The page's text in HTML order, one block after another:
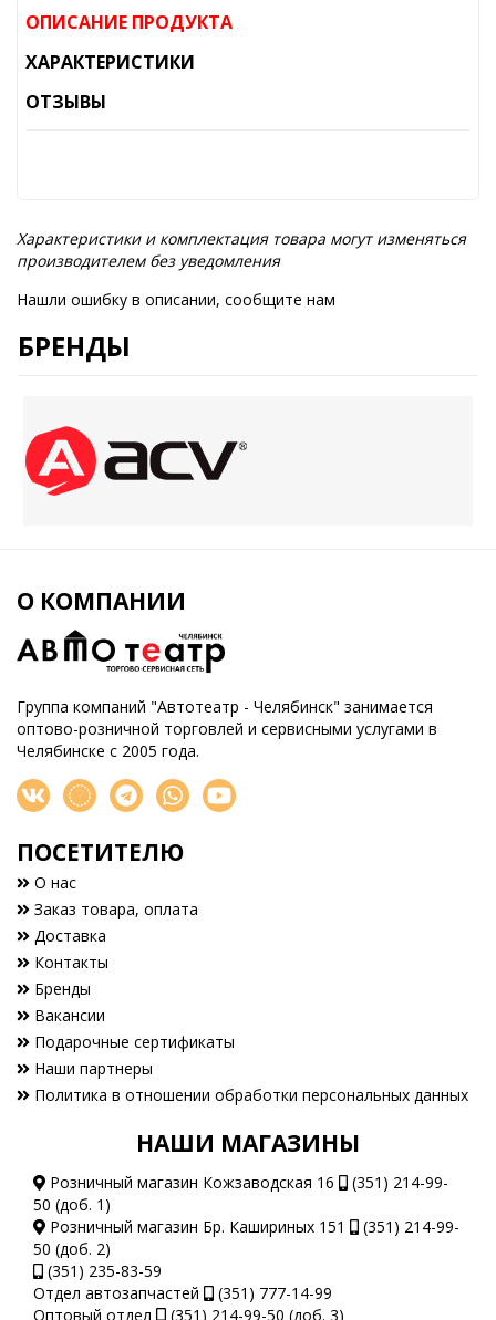
ОПИСАНИЕ ПРОДУКТА
ХАРАКТЕРИСТИКИ
ОТЗЫВЫ
Характеристики и комплектация товара могут изменяться
производителем без уведомления
Нашли ошибку в описании, сообщите нам
БРЕНДЫ
О КОМПАНИИ
Группа компаний "Автотеатр - Челябинск" занимается
оптово-розничной торговлей и сервисными услугами в
Челябинске с 2005 года.
ПОСЕТИТЕЛЮ
О нас
Заказ товара, оплата
Доставка
Контакты
Бренды
Вакансии
Подарочные сертификаты
Наши партнеры
Политика в отношении обработки персональных данных
НАШИ МАГАЗИНЫ
Розничный магазин Кожзаводская 16
(351) 214-99-
50 (доб. 1)
Розничный магазин Бр. Кашириных 151
(351) 214-99-
50 (доб. 2)
(351) 235-83-59
Отдел автозапчастей
(351) 777-14-99
Оптовый отдел
(351) 214-99-50 (доб. 3)